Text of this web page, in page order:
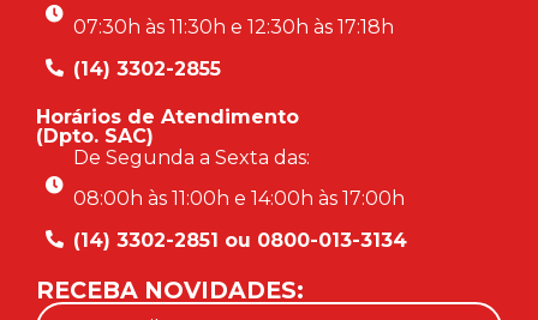
07:30h às 11:30h e 12:30h às 17:18h
(14) 3302-2855
Horários de Atendimento
(Dpto. SAC)
De Segunda a Sexta das:
08:00h às 11:00h e 14:00h às 17:00h
(14) 3302-2851 ou 0800-013-3134
RECEBA NOVIDADES: